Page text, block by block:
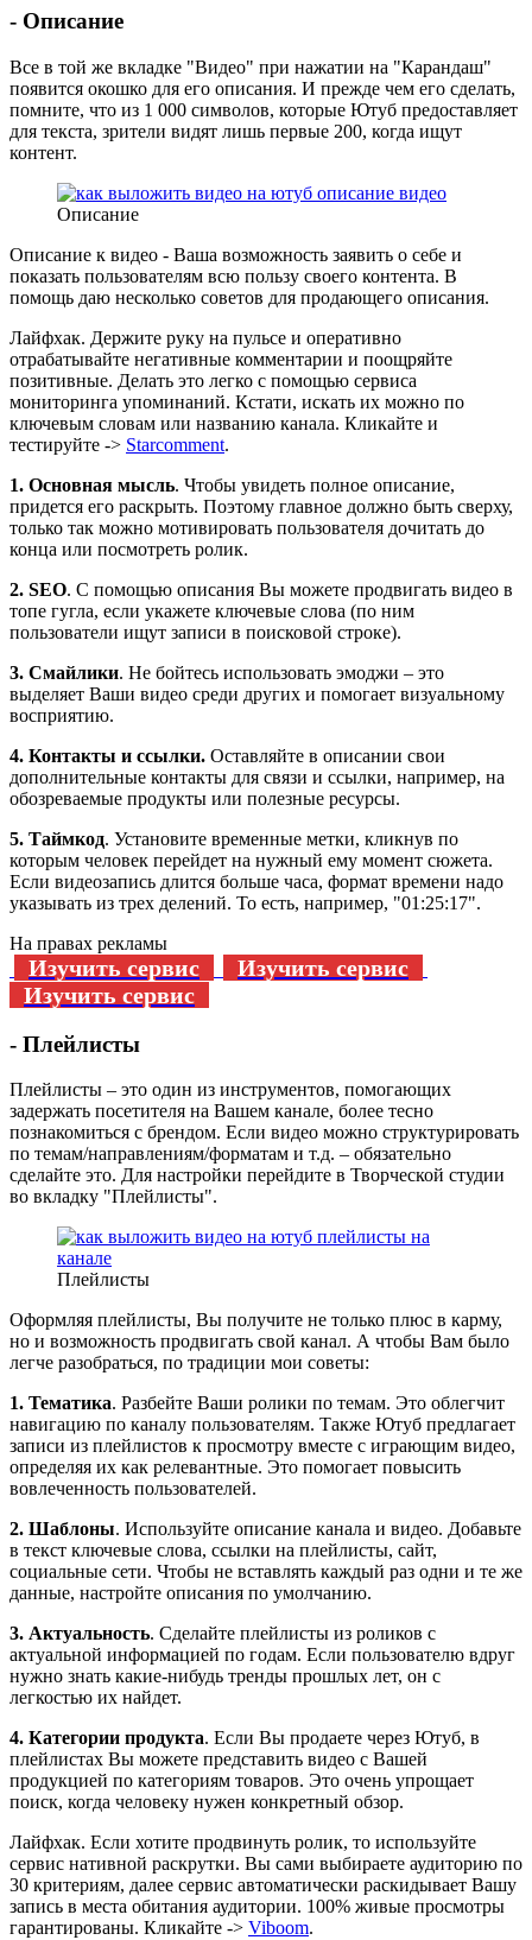
- Описание
Все в той же вкладке "Видео" при нажатии на "Карандаш"
появится окошко для его описания. И прежде чем его сделать,
помните, что из 1 000 символов, которые Ютуб предоставляет
для текста, зрители видят лишь первые 200, когда ищут
контент.
Описание
Описание к видео - Ваша возможность заявить о себе и
показать пользователям всю пользу своего контента. В
помощь даю несколько советов для продающего описания.
Лайфхак. Держите руку на пульсе и оперативно
отрабатывайте негативные комментарии и поощряйте
позитивные. Делать это легко с помощью сервиса
мониторинга упоминаний. Кстати, искать их можно по
ключевым словам или названию канала. Кликайте и
тестируйте -> Starcomment.
1. Основная мысль. Чтобы увидеть полное описание,
придется его раскрыть. Поэтому главное должно быть сверху,
только так можно мотивировать пользователя дочитать до
конца или посмотреть ролик.
2. SEO. С помощью описания Вы можете продвигать видео в
топе гугла, если укажете ключевые слова (по ним
пользователи ищут записи в поисковой строке).
3. Смайлики. Не бойтесь использовать эмоджи – это
выделяет Ваши видео среди других и помогает визуальному
восприятию.
4. Контакты и ссылки. Оставляйте в описании свои
дополнительные контакты для связи и ссылки, например, на
обозреваемые продукты или полезные ресурсы.
5. Таймкод. Установите временные метки, кликнув по
которым человек перейдет на нужный ему момент сюжета.
Если видеозапись длится больше часа, формат времени надо
указывать из трех делений. То есть, например, "01:25:17".
На правах рекламы
Изучить сервис
Изучить сервис
Изучить сервис
- Плейлисты
Плейлисты – это один из инструментов, помогающих
задержать посетителя на Вашем канале, более тесно
познакомиться с брендом. Если видео можно структурировать
по темам/направлениям/форматам и т.д. – обязательно
сделайте это. Для настройки перейдите в Творческой студии
во вкладку "Плейлисты".
Плейлисты
Оформляя плейлисты, Вы получите не только плюс в карму,
но и возможность продвигать свой канал. А чтобы Вам было
легче разобраться, по традиции мои советы:
1. Тематика. Разбейте Ваши ролики по темам. Это облегчит
навигацию по каналу пользователям. Также Ютуб предлагает
записи из плейлистов к просмотру вместе с играющим видео,
определяя их как релевантные. Это помогает повысить
вовлеченность пользователей.
2. Шаблоны. Используйте описание канала и видео. Добавьте
в текст ключевые слова, ссылки на плейлисты, сайт,
социальные сети. Чтобы не вставлять каждый раз одни и те же
данные, настройте описания по умолчанию.
3. Актуальность. Сделайте плейлисты из роликов с
актуальной информацией по годам. Если пользователю вдруг
нужно знать какие-нибудь тренды прошлых лет, он с
легкостью их найдет.
4. Категории продукта. Если Вы продаете через Ютуб, в
плейлистах Вы можете представить видео с Вашей
продукцией по категориям товаров. Это очень упрощает
поиск, когда человеку нужен конкретный обзор.
Лайфхак. Если хотите продвинуть ролик, то используйте
сервис нативной раскрутки. Вы сами выбираете аудиторию по
30 критериям, далее сервис автоматически раскидывает Вашу
запись в места обитания аудитории. 100% живые просмотры
гарантированы. Кликайте -> Viboom.